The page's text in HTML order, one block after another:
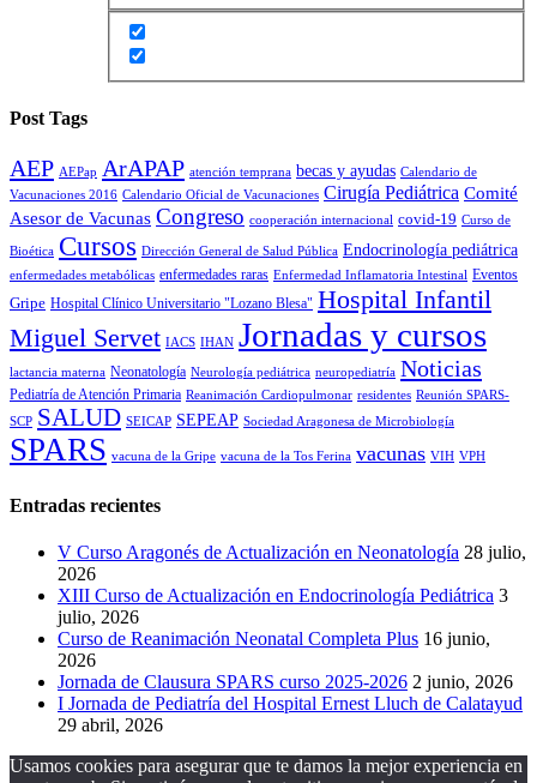
Post Tags
AEP AEPap ArAPAP atención temprana becas y ayudas Calendario de
Vacunaciones 2016 Calendario Oficial de Vacunaciones Cirugía Pediátrica Comité
Asesor de Vacunas Congreso cooperación internacional covid-19 Curso de
Bioética Cursos Dirección General de Salud Pública Endocrinología pediátrica
enfermedades metabólicas enfermedades raras Enfermedad Inflamatoria Intestinal Eventos
Gripe Hospital Clínico Universitario "Lozano Blesa" Hospital Infantil
Miguel Servet IACS IHAN Jornadas y cursos
lactancia materna Neonatología Neurología pediátrica neuropediatría Noticias
Pediatría de Atención Primaria Reanimación Cardiopulmonar residentes Reunión SPARS-
SCP SALUD SEICAP SEPEAP Sociedad Aragonesa de Microbiología
SPARS vacuna de la Gripe vacuna de la Tos Ferina vacunas VIH VPH
Entradas recientes
V Curso Aragonés de Actualización en Neonatología 28 julio,
2026
XIII Curso de Actualización en Endocrinología Pediátrica 3
julio, 2026
Curso de Reanimación Neonatal Completa Plus 16 junio,
2026
Jornada de Clausura SPARS curso 2025-2026 2 junio, 2026
I Jornada de Pediatría del Hospital Ernest Lluch de Calatayud
29 abril, 2026
Usamos cookies para asegurar que te damos la mejor experiencia en